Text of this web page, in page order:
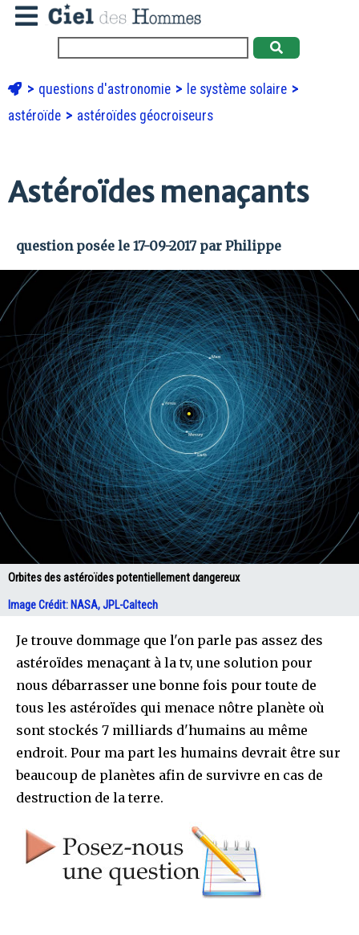
questions d'astronomie
le système solaire
astéroïde
astéroïdes géocroiseurs
Astéroïdes menaçants
question posée le 17-09-2017 par Philippe
Orbites des astéroïdes potentiellement dangereux
Image Crédit: NASA, JPL-Caltech
Je trouve dommage que l'on parle pas assez des
astéroïdes menaçant à la tv, une solution pour
nous débarrasser une bonne fois pour toute de
tous les astéroïdes qui menace nôtre planète où
sont stockés 7 milliards d'humains au même
endroit. Pour ma part les humains devrait être sur
beaucoup de planètes afin de survivre en cas de
destruction de la terre.